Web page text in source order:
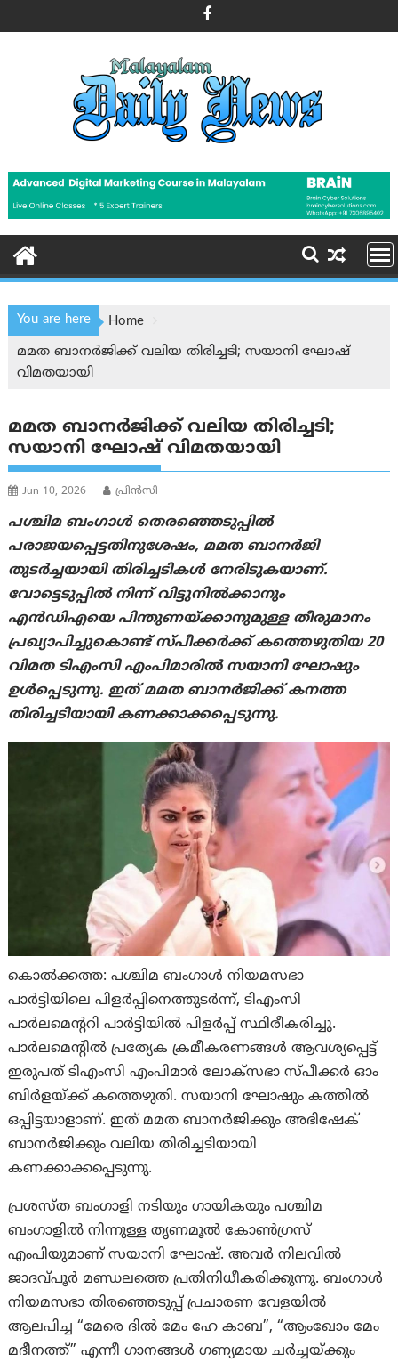
to
You are here
Home
മമത ബാനർജിക്ക് വലിയ തിരിച്ചടി; സയാനി ഘോഷ്
വിമതയായി
മമത ബാനർജിക്ക് വലിയ തിരിച്ചടി;
സയാനി ഘോഷ് വിമതയായി
Jun 10, 2026 പ്രിന്‍സി
പശ്ചിമ ബംഗാൾ തെരഞ്ഞെടുപ്പിൽ
പരാജയപ്പെട്ടതിനുശേഷം, മമത ബാനർജി
തുടർച്ചയായി തിരിച്ചടികൾ നേരിടുകയാണ്.
വോട്ടെടുപ്പിൽ നിന്ന് വിട്ടുനിൽക്കാനും
എൻഡിഎയെ പിന്തുണയ്ക്കാനുമുള്ള തീരുമാനം
പ്രഖ്യാപിച്ചുകൊണ്ട് സ്പീക്കർക്ക് കത്തെഴുതിയ 20
വിമത ടിഎംസി എംപിമാരിൽ സയാനി ഘോഷും
ഉൾപ്പെടുന്നു. ഇത് മമത ബാനർജിക്ക് കനത്ത
തിരിച്ചടിയായി കണക്കാക്കപ്പെടുന്നു.
കൊല്‍ക്കത്ത: പശ്ചിമ ബംഗാൾ നിയമസഭാ
പാർട്ടിയിലെ പിളർപ്പിനെത്തുടർന്ന്, ടിഎംസി
പാർലമെന്ററി പാർട്ടിയിൽ പിളർപ്പ് സ്ഥിരീകരിച്ചു.
പാർലമെന്റിൽ പ്രത്യേക ക്രമീകരണങ്ങൾ ആവശ്യപ്പെട്ട്
ഇരുപത് ടിഎംസി എംപിമാർ ലോക്സഭാ സ്പീക്കർ ഓം
ബിർളയ്ക്ക് കത്തെഴുതി. സയാനി ഘോഷും കത്തിൽ
ഒപ്പിട്ടയാളാണ്. ഇത് മമത ബാനർജിക്കും അഭിഷേക്
ബാനർജിക്കും വലിയ തിരിച്ചടിയായി
കണക്കാക്കപ്പെടുന്നു.
പ്രശസ്ത ബംഗാളി നടിയും ഗായികയും പശ്ചിമ
ബംഗാളിൽ നിന്നുള്ള തൃണമൂൽ കോൺഗ്രസ്
എംപിയുമാണ് സയാനി ഘോഷ്. അവർ നിലവിൽ
ജാദവ്പൂർ മണ്ഡലത്തെ പ്രതിനിധീകരിക്കുന്നു. ബംഗാൾ
നിയമസഭാ തിരഞ്ഞെടുപ്പ് പ്രചാരണ വേളയിൽ
ആലപിച്ച “മേരെ ദിൽ മേം ഹേ കാബ”, “ആംഖോം മേം
മദീനത്ത്” എന്നീ ഗാനങ്ങൾ ഗണ്യമായ ചർച്ചയ്ക്കും